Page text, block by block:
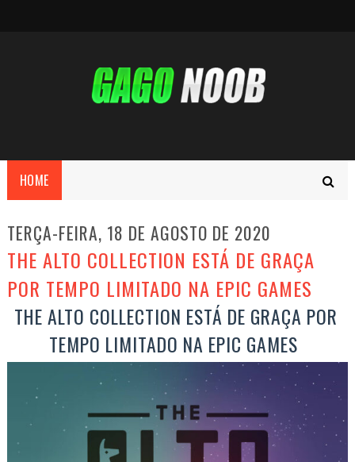
HOME
TERÇA-FEIRA, 18 DE AGOSTO DE 2020
THE ALTO COLLECTION ESTÁ DE GRAÇA
POR TEMPO LIMITADO NA EPIC GAMES
THE ALTO COLLECTION ESTÁ DE GRAÇA POR
TEMPO LIMITADO NA EPIC GAMES